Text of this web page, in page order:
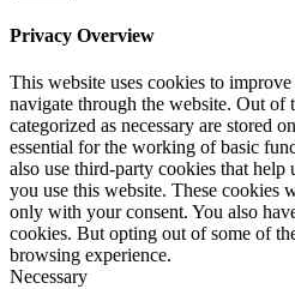
Privacy Overview
This website uses cookies to
navigate through the website. Out of
categorized as necessary are stored
essential for the working of basic
also use third-party cookies that help
you use this website. These cookies
only with your consent. You also
cookies. But opting out of some of
browsing experience.
Necessary